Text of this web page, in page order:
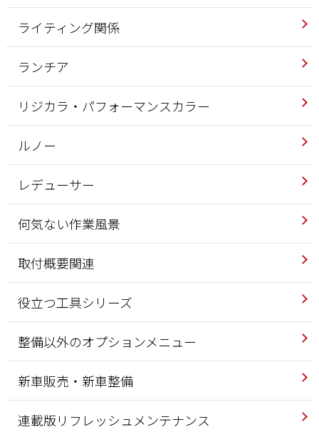
ライティング関係
ランチア
リジカラ・パフォーマンスカラー
ルノー
レデューサー
何気ない作業風景
取付概要関連
役立つ工具シリーズ
整備以外のオプションメニュー
新車販売・新車整備
連載版リフレッシュメンテナンス